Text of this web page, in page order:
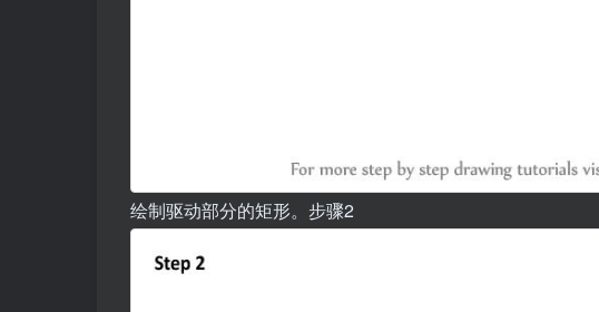
绘制驱动部分的矩形。步骤2